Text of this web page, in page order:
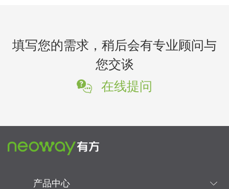
填写您的需求，稍后会有专业顾问与
您交谈
在线提问
产品中心